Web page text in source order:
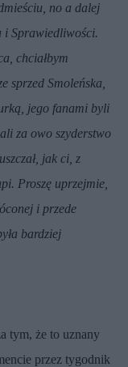
no a dalej
i Sprawiedliwości.
chciałbym
sprzed Smoleńska,
jego fanami byli
za owo szyderstwo
jak ci, z
Proszę uprzejmie,
i przede
bardziej
że to uznany
przez tygodnik